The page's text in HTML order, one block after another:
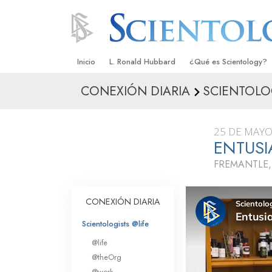
Inicio L. Ronald Hubbard ¿Qué es Scientology?
Creencias y Prácticas
Qué dicen los
Scientology
Conoce a un
Dentro de una Iglesia
Los Principios
Una Introducción a
CONEXIÓN DIARIA
25 DE
CONEXIÓN DIARIA
Scientologists @life
@life
@theOrg